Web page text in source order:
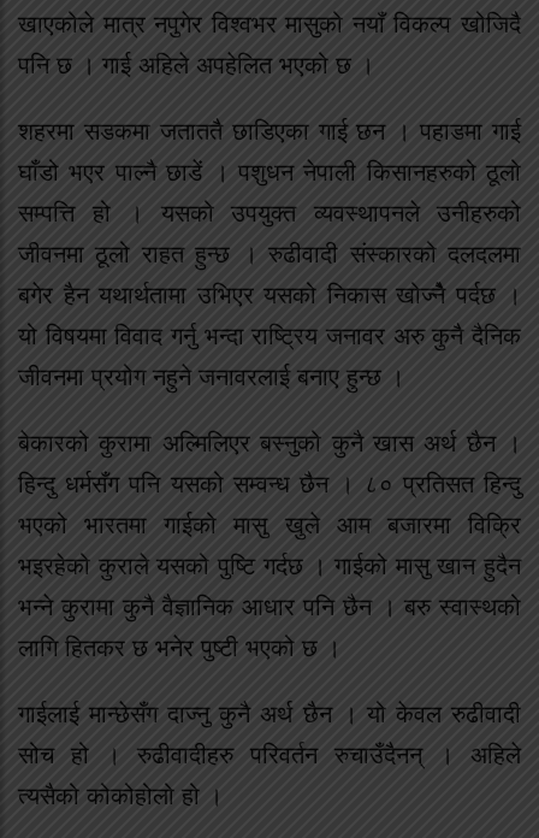
खाएकोले मात्र नपुगेर विश्वभर मासुको नयाँ विकल्प खोजिदै
पनि छ । गाई अहिले अपहेलित भएको छ ।
शहरमा सडकमा जताततै छाडिएका गाई छन । पहाडमा गाई
घाँडो भएर पाल्नै छाडें । पशुधन नेपाली किसानहरुको ठूलो
सम्पत्ति हो । यसको उपयुक्त व्यवस्थापनले उनीहरुको
जीवनमा ठूलो राहत हुन्छ । रुढीवादी संस्कारको दलदलमा
बगेर हैन यथार्थतामा उभिएर यसको निकास खोज्नैे पर्दछ ।
यो विषयमा विवाद गर्नु भन्दा राष्ट्रिय जनावर अरु कुनै दैनिक
जीवनमा प्रयोग नहुने जनावरलाई बनाए हुन्छ ।
बेकारको कुरामा अल्मिलिएर बस्नुको कुनै खास अर्थ छैन ।
हिन्दु धर्मसँग पनि यसको सम्वन्ध छैन । ८० प्रतिसत हिन्दु
भएको भारतमा गाईको मासु खुले आम बजारमा विक्रि
भइरहेको कुराले यसको पुष्टि गर्दछ । गाईको मासु खान हुदैन
भन्ने कुरामा कुनै वैज्ञानिक आधार पनि छैन । बरु स्वास्थको
लागि हितकर छ भनेर पुष्टी भएको छ ।
गाईलाई मान्छेसँग दाज्नु कुनै अर्थ छैन । यो केवल रुढीवादी
सोच हो । रुढीवादीहरु परिवर्तन रुचाउँदैनन् । अहिले
त्यसैको कोकोहोलो हो ।